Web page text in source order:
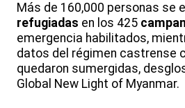
Más de 160,000 personas se
refugiadas en los 425
emergencia habilitados,
datos del régimen castrense
quedaron sumergidas,
Global New Light of Myanmar.